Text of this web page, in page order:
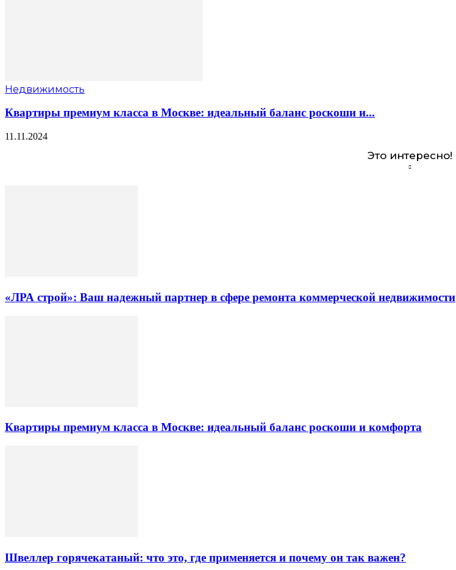
Недвижимость
Квартиры премиум класса в Москве: идеальный баланс роскоши и...
11.11.2024
Это интересно!
«ЛРА строй»: Ваш надежный партнер в сфере ремонта коммерческой недвижимости
Квартиры премиум класса в Москве: идеальный баланс роскоши и комфорта
Швеллер горячекатаный: что это, где применяется и почему он так важен?